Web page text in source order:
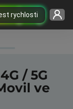
rychlosti
/ 5G
ve